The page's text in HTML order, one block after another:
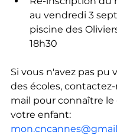
au vendredi 3
piscine des
18h30
Si vous n'avez pas pu
des écoles,
mail pour connaître le
votre enfant: